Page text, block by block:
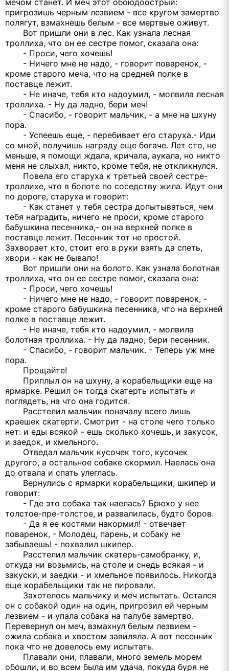
мечом станет. И меч этот обоюдоострый:
пригрозишь черным лезвием - все кругом замертво
полягут, взмахнешь белым - все мертвые оживут.
Вот пришли они в лес. Как узнала лесная
троллиха, что он ее сестре помог, сказала она:
- Проси, чего хочешь!
- Ничего мне не надо, - говорит поваренок, -
кроме старого меча, что на средней полке в
поставце лежит.
- Не иначе, тебя кто надоумил, - молвила лесная
троллиха. - Ну да ладно, бери меч!
- Спасибо, - говорит мальчик, - а мне на шхуну
пора.
- Успеешь еще, - перебивает его старуха.- Иди
со мной, получишь награду еще богаче. Лет сто, не
меньше, я помощи ждала, кричала, аукала, но никто
меня не слыхал, никто, кроме тебя, не откликнулся.
Повела его старуха к третьей своей сестре-
троллихе, что в болоте по соседству жила. Идут они
по дороге, старуха и говорит:
- Как станет у тебя сестра допытываться, чем
тебя наградить, ничего не проси, кроме старого
бабушкина песенника,- он на верхней полке в
поставце лежит. Песенник тот не простой.
Захворает кто, стоит его в руки взять да спеть,
хвори - как не бывало!
Вот пришли они на болото. Как узнала болотная
троллиха, что он ее сестре помог, сказала она:
- Проси, чего хочешь!
- Ничего мне не надо, - говорит поваренок, -
кроме старого бабушкина песенника, что на верхней
полке в поставце лежит.
- Не иначе, тебя кто надоумил, - молвила
болотная троллиха. - Ну да ладно, бери песенник.
- Спасибо, - говорит мальчик. - Теперь уж мне
пора.
Прощайте!
Приплыл он на шхуну, а корабельщики еще на
ярмарке. Решил он тогда скатерть испытать и
поглядеть, на что она годится.
Расстелил мальчик поначалу всего лишь
краешек скатерти. Смотрит - на столе чего только
нет: и еды всякой - ешь сколько хочешь, и закусок,
и заедок, и хмельного.
Отведал мальчик кусочек того, кусочек
другого, а остальное собаке скормил. Наелась она
до отвала и спать улеглась.
Вернулись с ярмарки корабельщики, шкипер и
говорит:
- Где это собака так наелась? Брюхо у нее
толстое-пре-толстое, и развалилась, будто боров.
- Да я ее костями накормил! - отвечает
поваренок, - Молодец, парень, и собаку не
забываешь! - похвалил шкипер.
Расстелил мальчик скатерь-самобранку, и,
откуда ни возьмись, на столе и снедь всякая - и
закуски, и заедки - и хмельное появилось. Никогда
еще корабельщики так не пировали.
Захотелось мальчику и меч испытать. Остался
он с собакой один на один, пригрозил ей черным
лезвием - и упала собака на палубе замертво.
Перевернул он меч, взмахнул белым лезвием -
ожила собака и хвостом завиляла. А вот песенник
пока что не довелось ему испытать.
Плавали они, плавали, много земель морем
обошли, и во всем была им удача, покуда буря не